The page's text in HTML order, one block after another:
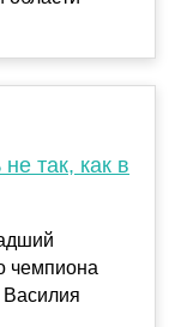
так, как в
чемпиона